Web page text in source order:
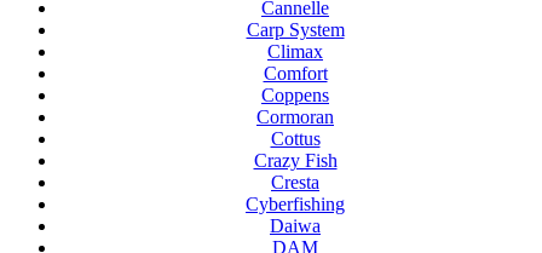
Cannelle
Carp System
Climax
Comfort
Coppens
Cormoran
Cottus
Crazy Fish
Cresta
Cyberfishing
Daiwa
DAM